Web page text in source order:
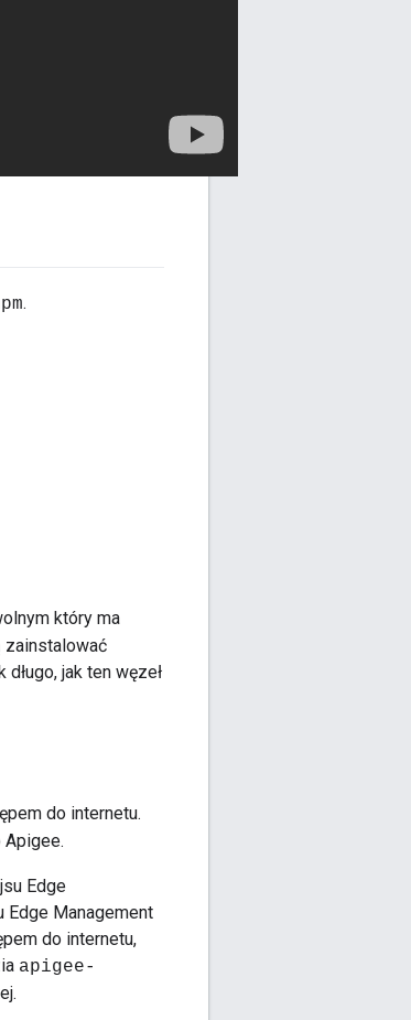
.
który ma
zainstalować
jak ten węzeł
do internetu.
Edge
Management
do internetu,
apigee-